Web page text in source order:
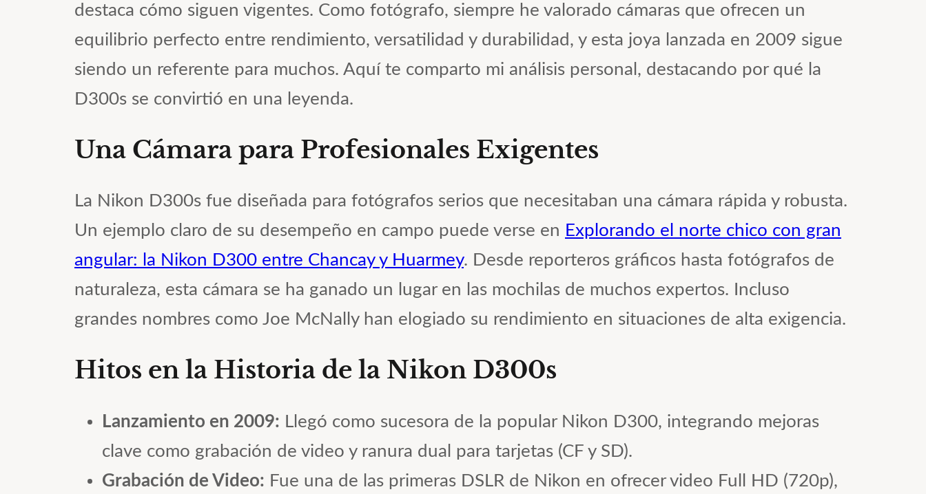
destaca cómo siguen vigentes. Como fotógrafo, siempre he valorado cámaras que ofrecen un
equilibrio perfecto entre rendimiento, versatilidad y durabilidad, y esta joya lanzada en 2009 sigue
siendo un referente para muchos. Aquí te comparto mi análisis personal, destacando por qué la
D300s se convirtió en una leyenda.
Una Cámara para Profesionales Exigentes
La Nikon D300s fue diseñada para fotógrafos serios que necesitaban una cámara rápida y robusta.
Un ejemplo claro de su desempeño en campo puede verse en Explorando el norte chico con gran
angular: la Nikon D300 entre Chancay y Huarmey. Desde reporteros gráficos hasta fotógrafos de
naturaleza, esta cámara se ha ganado un lugar en las mochilas de muchos expertos. Incluso
grandes nombres como Joe McNally han elogiado su rendimiento en situaciones de alta exigencia.
Hitos en la Historia de la Nikon D300s
Lanzamiento en 2009: Llegó como sucesora de la popular Nikon D300, integrando mejoras
clave como grabación de video y ranura dual para tarjetas (CF y SD).
Grabación de Video: Fue una de las primeras DSLR de Nikon en ofrecer video Full HD (720p),